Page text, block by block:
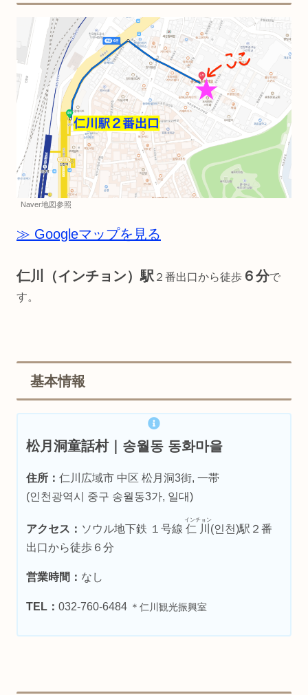
Naver地図参照
≫ Googleマップを見る
仁川（インチョン）駅 ２番出口から徒歩 ６分で
す。
基本情報
松月洞童話村｜송월동 동화마을
住所：仁川広域市 中区 松月洞3街, 一帯
(인천광역시 중구 송월동3가, 일대)
アクセス： ソウル地下鉄 １号線仁川
インチョン
(인천)駅２番
出口から徒歩６分
営業時間： なし
TEL：032-760-6484 ＊仁川観光振興室